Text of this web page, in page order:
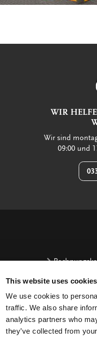
This website uses cookies
We use cookies to
traffic. We also share
analytics partners who
they’ve collected from
WIR
Wir sind
09:00 und
Rückzahlung
Beschwerden
Stornierung
Contact